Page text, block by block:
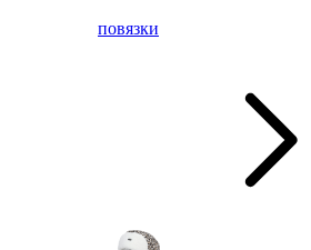
повязки